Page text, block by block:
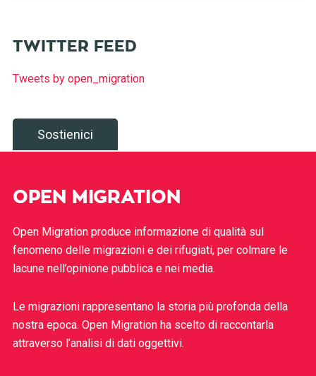
TWITTER FEED
Tweets by open_migration
Sostienici
OPEN MIGRATION
Open Migration produce informazione di qualità sul
fenomeno delle migrazioni e dei rifugiati, per colmare le
lacune nell’opinione pubblica e nei media.
Le migrazioni rappresentano la storia più profonda della
nostra epoca. Open Migration ha scelto di raccontarla
attraverso l’analisi di dati oggettivi.